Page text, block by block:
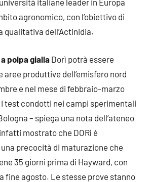
italiane leader in Europa
agronomico, con l’obiettivo di
qualitativa dell’Actinidia.
polpa gialla Dorì potrà essere
produttive dell’emisfero nord
e nel mese di febbraio-marzo
I test condotti nei campi sperimentali
– spiega una nota dell’ateneo
mostrato che DORì è
precocità di maturazione che
35 giorni prima di Hayward, con
fine agosto. Le stesse prove stanno